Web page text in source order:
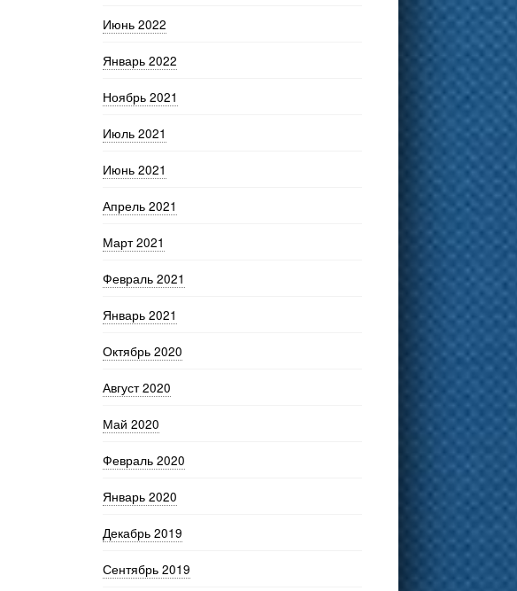
Июнь 2022
Январь 2022
Ноябрь 2021
Июль 2021
Июнь 2021
Апрель 2021
Март 2021
Февраль 2021
Январь 2021
Октябрь 2020
Август 2020
Май 2020
Февраль 2020
Январь 2020
Декабрь 2019
Сентябрь 2019